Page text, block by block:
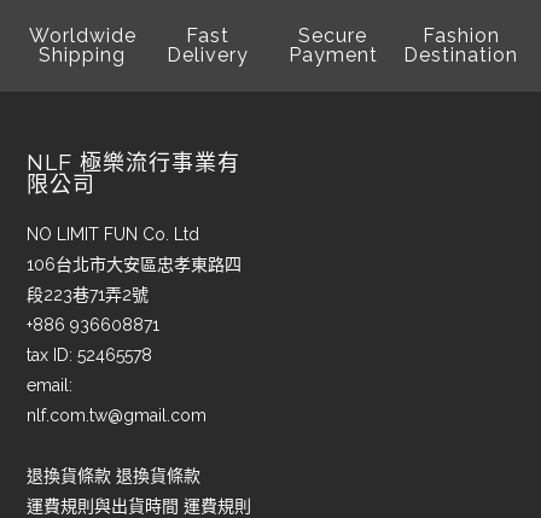
Worldwide
Shipping
Fast
Delivery
Secure
Payment
Fashion
Destination
NLF 極樂流行事業有
限公司
NO LIMIT FUN Co. Ltd
106台北市大安區忠孝東路四
段223巷71弄2號
+886 936608871
tax ID: 52465578
email:
nlf.com.tw@gmail.com
退換貨條款 退換貨條款
運費規則與出貨時間 運費規則